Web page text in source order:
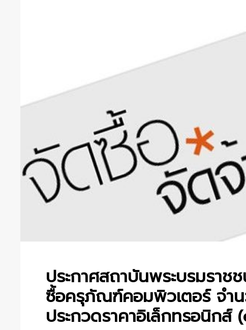
ประกาศสถาบันพระบรมราช
ซื้อครุภัณฑ์คอมพิวเตอร์ จำ
ประกวดราคาอิเล็กทรอนิกส์